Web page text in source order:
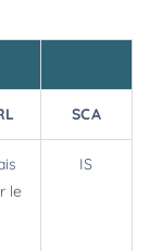
SCA
le
IS